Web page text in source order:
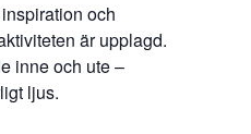
och
är upplagd.
inne och ute –
ljus.